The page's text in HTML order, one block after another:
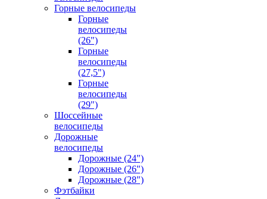
Горные велосипеды
Горные
велосипеды
(26")
Горные
велосипеды
(27,5")
Горные
велосипеды
(29")
Шоссейные
велосипеды
Дорожные
велосипеды
Дорожные (24")
Дорожные (26")
Дорожные (28")
Фэтбайки